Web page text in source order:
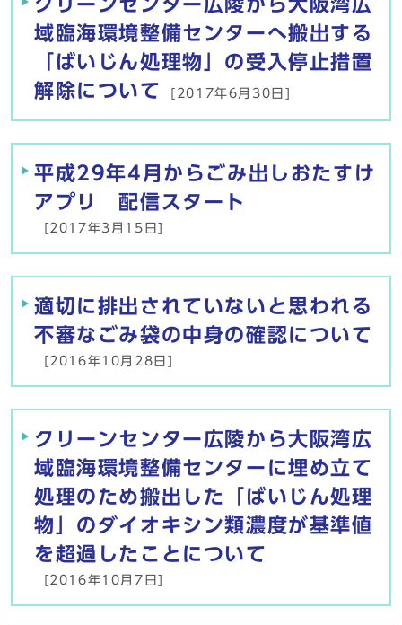
クリーンセンター広陵から大阪湾広
域臨海環境整備センターへ搬出する
「ばいじん処理物」の受入停止措置
解除について
[2017年6月30日]
平成29年4月からごみ出しおたすけ
アプリ 配信スタート
[2017年3月15日]
適切に排出されていないと思われる
不審なごみ袋の中身の確認について
[2016年10月28日]
クリーンセンター広陵から大阪湾広
域臨海環境整備センターに埋め立て
処理のため搬出した「ばいじん処理
物」のダイオキシン類濃度が基準値
を超過したことについて
[2016年10月7日]